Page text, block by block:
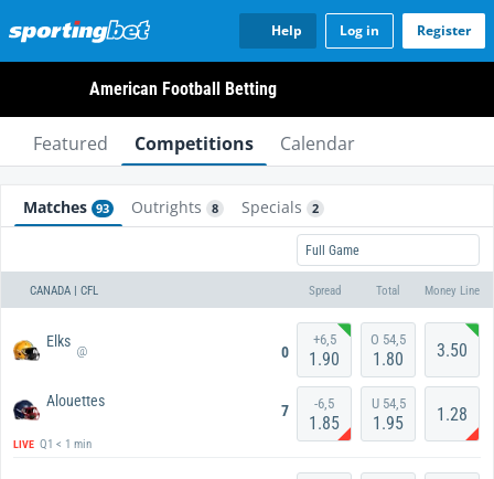
Help Log in Register
American Football Betting
Featured Competitions Calendar
Matches 93 Outrights 8 Specials 2
Full Game
CANADA | CFL Spread Total Money Line
Elks
@
Alouettes
LIVE Q1 < 1 min
0
7
+6,5
1.90
-6,5
1.85
O 54,5
1.80
U 54,5
1.95
3.50
1.28